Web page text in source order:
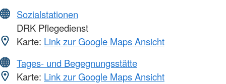
Sozialstationen
DRK Pflegedienst
Karte: Link zur Google Maps Ansicht
Tages- und Begegnungsstätte
Karte: Link zur Google Maps Ansicht